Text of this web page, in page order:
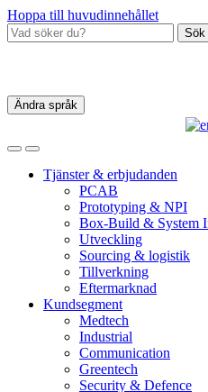
Hoppa till huvudinnehållet
Sök
Ändra språk
Tjänster & erbjudanden
PCAB
Prototyping & NPI
Box‑Build & System
Utveckling
Sourcing & logistik
Tillverkning
Eftermarknad
Kundsegment
Medtech
Industrial
Communication
Greentech
Security & Defence